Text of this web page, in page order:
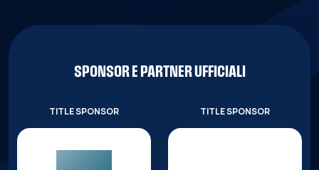
SPONSOR E PARTNER UFFICIALI
TITLE SPONSOR TITLE SPONSOR